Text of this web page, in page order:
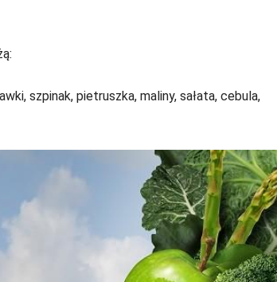
szpinak, pietruszka, maliny, sałata, cebula,